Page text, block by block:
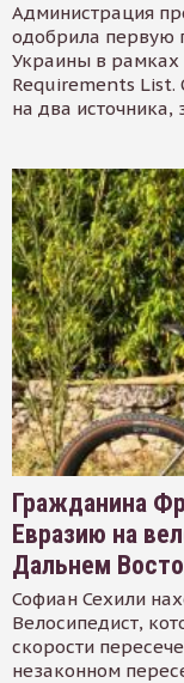
Администрация
одобрила первую
Украины в
Requirements List.
на два источника,
Гражданина
Евразию на
Дальнем
Софиан Сехили
Велосипедист,
скорости
незаконном